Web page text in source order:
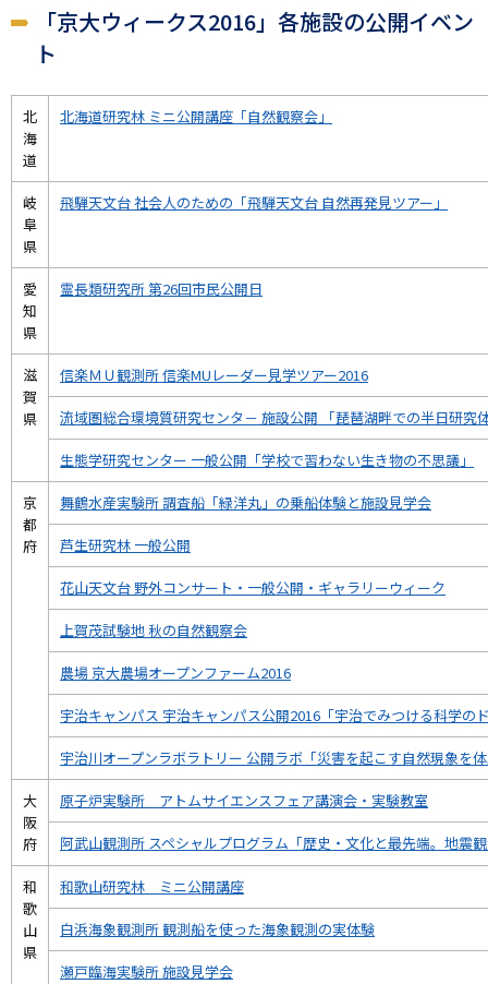
「京大ウィークス2016」各施設の公開イベン
ト
北
海
道
北海道研究林 ミニ公開講座「自然観察会」
岐
阜
県
飛騨天文台 社会人のための「飛騨天文台 自然再発見ツアー」
愛
知
県
霊長類研究所 第26回市民公開日
滋
賀
県
信楽ＭＵ観測所 信楽MUレーダー見学ツアー2016
流域圏総合環境質研究センタ－ 施設公開 「琵琶湖畔での半日研究
生態学研究センター 一般公開「学校で習わない生き物の不思議」
京
都
府
舞鶴水産実験所 調査船「緑洋丸」の乗船体験と施設見学会
芦生研究林 一般公開
花山天文台 野外コンサート・一般公開・ギャラリーウィーク
上賀茂試験地 秋の自然観察会
農場 京大農場オープンファーム2016
宇治キャンパス 宇治キャンパス公開2016「宇治でみつける科学の
宇治川オープンラボラトリー 公開ラボ「災害を起こす自然現象を
大
阪
府
原子炉実験所 アトムサイエンスフェア講演会・実験教室
阿武山観測所 スペシャルプログラム「歴史・文化と最先端。地震
和
歌
山
県
和歌山研究林 ミニ公開講座
白浜海象観測所 観測船を使った海象観測の実体験
瀬戸臨海実験所 施設見学会